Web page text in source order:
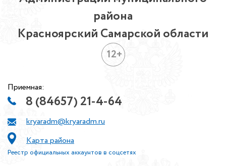
района
Красноярский Самарской области
12+
Приемная:
8 (84657) 21-4-64
kryaradm@kryaradm.ru
Карта района
Реестр официальных аккаунтов в соцсетях